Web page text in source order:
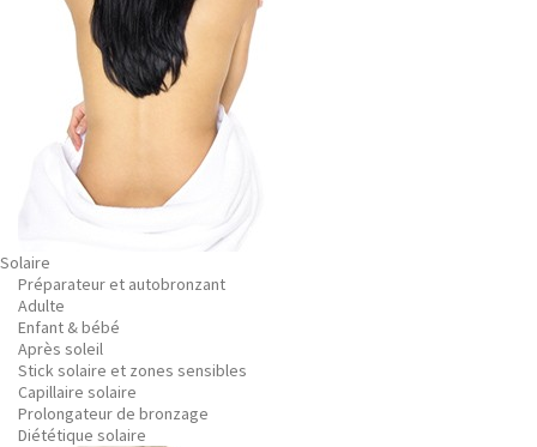
Solaire
Préparateur et autobronzant
Adulte
Enfant & bébé
Après soleil
Stick solaire et zones sensibles
Capillaire solaire
Prolongateur de bronzage
Diététique solaire